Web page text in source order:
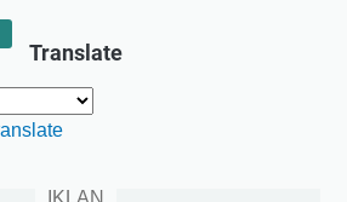
Translate
IKLAN